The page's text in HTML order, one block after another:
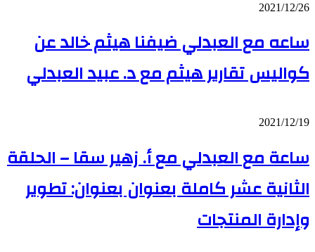
ساعه
العبدلي
ضيفنا
خالد
هيثم
د.
عبيد
العبدلي
2021/12/26
ساعه مع العبدلي ضيفنا هيثم خالد عن
كواليس تقارير هيثم مع د. عبيد العبدلي
ساعة
العبدلي
مع
زهير
–
الحلقة
2021/12/19
ساعة مع العبدلي مع أ. زهير سقا – الحلقة
الثانية عشر كاملة بعنوان بعنوان: تطوير
وإدارة المنتجات